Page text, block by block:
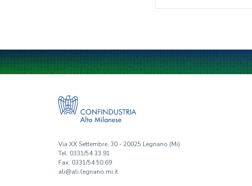
Via XX Settembre, 30 - 20025 Legnano (Mi)
Tel. 0331/54.33.91
Fax. 0331/54.50.69
ali@ali.legnano.mi.it